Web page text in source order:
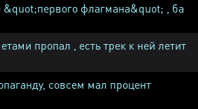
флагмана&quot; , ба
пропал , есть трек к ней летит
совсем мал процент